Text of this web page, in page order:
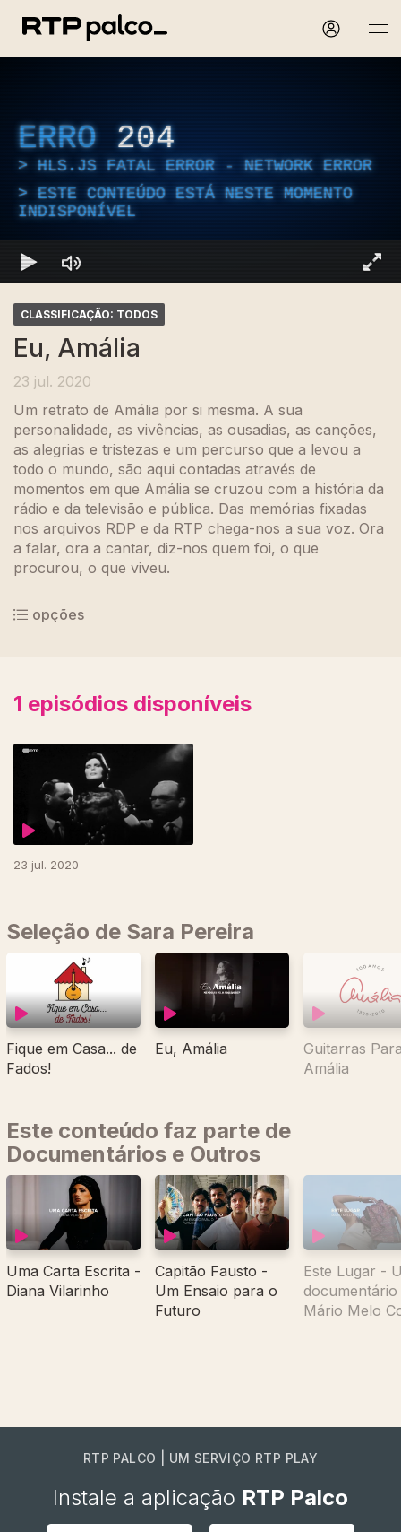
ERRO 204
HLS.JS FATAL ERROR - NETWORK ERROR
ESTE CONTEÚDO ESTÁ NESTE MOMENTO
INDISPONÍVEL
CLASSIFICAÇÃO: TODOS
Eu, Amália
23 jul. 2020
Um retrato de Amália por si mesma. A sua
personalidade, as vivências, as ousadias, as canções,
as alegrias e tristezas e um percurso que a levou a
todo o mundo, são aqui contadas através de
momentos em que Amália se cruzou com a história da
rádio e da televisão e pública. Das memórias fixadas
nos arquivos RDP e da RTP chega-nos a sua voz. Ora
a falar, ora a cantar, diz-nos quem foi, o que
procurou, o que viveu.
opções
1 episódios disponíveis
23 jul. 2020
484994
Seleção de Sara Pereira
Fique em Casa... de
Fados!
Eu, Amália
Guitarras
Amália
Este conteúdo faz parte de
Documentários e Outros
Uma Carta Escrita -
Diana Vilarinho
Capitão Fausto -
Um Ensaio para o
Futuro
Este Lugar -
documentário
Mário Melo
RTP PALCO | UM SERVIÇO RTP PLAY
Instale a aplicação RTP Palco